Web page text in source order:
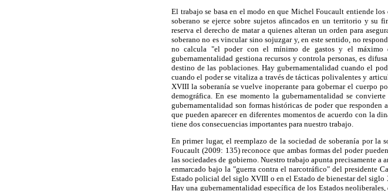
El trabajo se basa en el modo en que Michel Foucault entiende
soberano se ejerce sobre sujetos afincados en un territorio y su
reserva el derecho de matar a quienes alteran un orden para
soberano no es vincular sino sojuzgar y, en este sentido, no
no calcula "el poder con el mínimo de gastos y el máximo
gubernamentalidad gestiona recursos y controla personas, es
destino de las poblaciones. Hay gubernamentalidad cuando el
cuando el poder se vitaliza a través de tácticas polivalentes y
XVIII la soberanía se vuelve inoperante para gobernar el cuerpo
demográfica. En ese momento la gubernamentalidad se
gubernamentalidad son formas históricas de poder que
que pueden aparecer en diferentes momentos de acuerdo con la
tiene dos consecuencias importantes para nuestro trabajo.
En primer lugar, el reemplazo de la sociedad de soberanía por
Foucault (2009: 135) reconoce que ambas formas del poder
las sociedades de gobierno. Nuestro trabajo apunta precisamente
enmarcado bajo la "guerra contra el narcotráfico" del presidente
Estado policial del siglo XVIII o en el Estado de bienestar del
Hay una gubernamentalidad específica de los Estados